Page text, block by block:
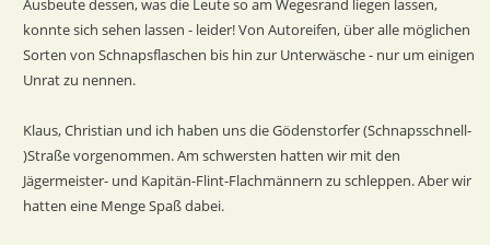
Ausbeute dessen, was die Leute so am Wegesrand liegen lassen,
konnte sich sehen lassen - leider! Von Autoreifen, über alle möglichen
Sorten von Schnapsflaschen bis hin zur Unterwäsche - nur um einigen
Unrat zu nennen.
Klaus, Christian und ich haben uns die Gödenstorfer (Schnapsschnell-
)Straße vorgenommen. Am schwersten hatten wir mit den
Jägermeister- und Kapitän-Flint-Flachmännern zu schleppen. Aber wir
hatten eine Menge Spaß dabei.